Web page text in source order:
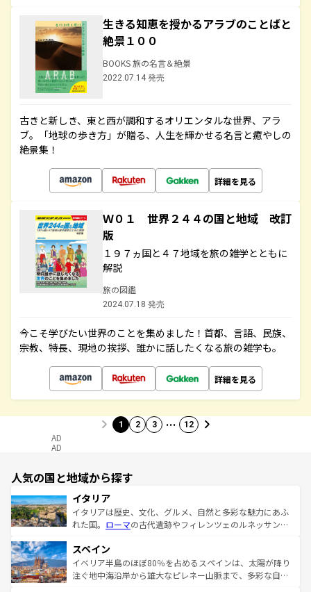
生きる知恵を授かるアラブのことばと
絶景１００
BOOKS 旅の名言＆絶景
2022.07.14 発売
古きと新しき、東と西が調和するオリエンタルな世界、アラ
ブ。「地球の歩き方」が贈る、人生を輝かせる名言と癒やしの
絶景集！
詳細を見る
Ｗ０１ 世界２４４の国と地域 改訂
版
１９７ヵ国と４７地域を旅の雑学とともに
解説
旅の図鑑
2024.07.18 発売
今こそ学びたい世界のことを集めました！首都、言語、民族、
宗教、特長、現地の挨拶、誰かに話したくなる旅の雑学も。
詳細を見る
1 2 3 … 12
AD
AD
人気の国と地域から探す
イタリア
イタリアは歴史、文化、グルメ、自然と多彩な魅力にあふ
れた国。 ローマの古代遺跡やフィレンツェのルネッサンス
ろん、トスカーナの美しい田園風景やアマルフィ海岸の絶
景など、自然景観も見逃せない。観光の合間には、本場の
ピザやパスタなど、絶品のイタリア料理を堪能することも
スペイン
イベリア半島のほぼ80％を占めるスペインは、太陽が降り
注ぐ地中海沿岸から雄大なピレネー山脈まで、多彩な自然